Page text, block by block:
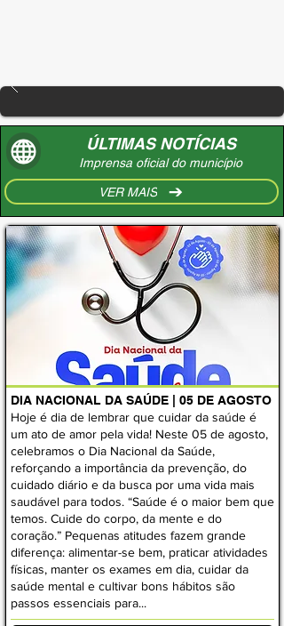
Imprensa oficial do município
ÚLTIMAS NOTÍCIAS
VER MAIS
DIA NACIONAL DA SAÚDE | 05 DE AGOSTO
Hoje é dia de lembrar que cuidar da saúde é
um ato de amor pela vida! Neste 05 de agosto,
celebramos o Dia Nacional da Saúde,
reforçando a importância da prevenção, do
cuidado diário e da busca por uma vida mais
saudável para todos. “Saúde é o maior bem que
temos. Cuide do corpo, da mente e do
coração.” Pequenas atitudes fazem grande
diferença: alimentar-se bem, praticar atividades
físicas, manter os exames em dia, cuidar da
saúde mental e cultivar bons hábitos são
passos essenciais para...